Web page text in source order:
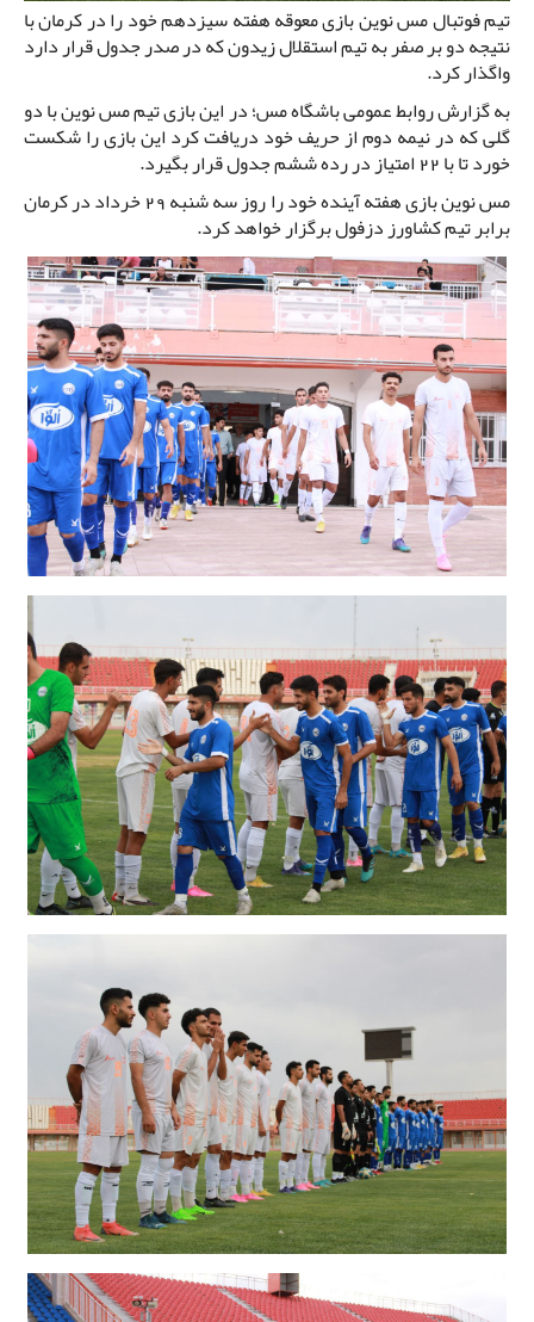
تیم فوتبال مس نوین بازی معوقه هفته سیزدهم خود را در کرمان با
نتیجه دو بر صفر به تیم استقلال زیدون که در صدر جدول قرار دارد
واگذار کرد.
به گزارش روابط عمومی باشگاه مس؛ در این بازی تیم مس نوین با دو
گلی که در نیمه دوم از حریف خود دریافت کرد این بازی را شکست
خورد تا با 22 امتیاز در رده ششم جدول قرار بگیرد.
مس نوین بازی هفته آینده خود را روز سه شنبه 29 خرداد در کرمان
برابر تیم کشاورز دزفول برگزار خواهد کرد.